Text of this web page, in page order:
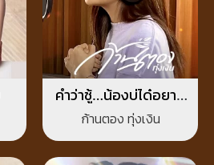
คำว่าชู้…น้องบ่ได๋อยาก
เป็น
ก้านตอง ทุ่งเงิน